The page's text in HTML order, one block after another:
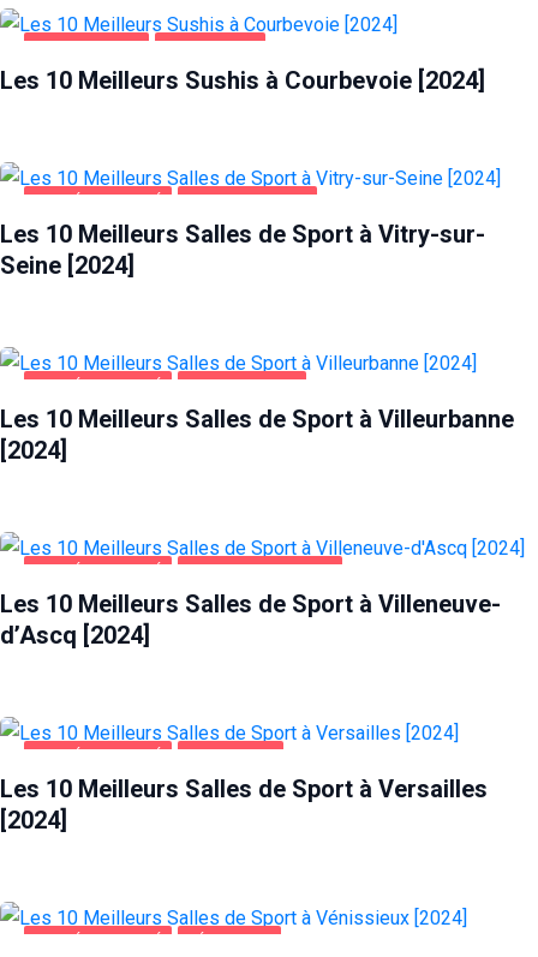
Les 10 Meilleurs Sushis à Courbevoie [2024]
Les 10 Meilleurs Salles de Sport à Vitry-sur-
Seine [2024]
Les 10 Meilleurs Salles de Sport à Villeurbanne
[2024]
Les 10 Meilleurs Salles de Sport à Villeneuve-
d’Ascq [2024]
Les 10 Meilleurs Salles de Sport à Versailles
[2024]